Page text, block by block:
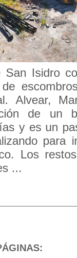
San Isidro
Alvear,
de un
y es un
para
Los
...